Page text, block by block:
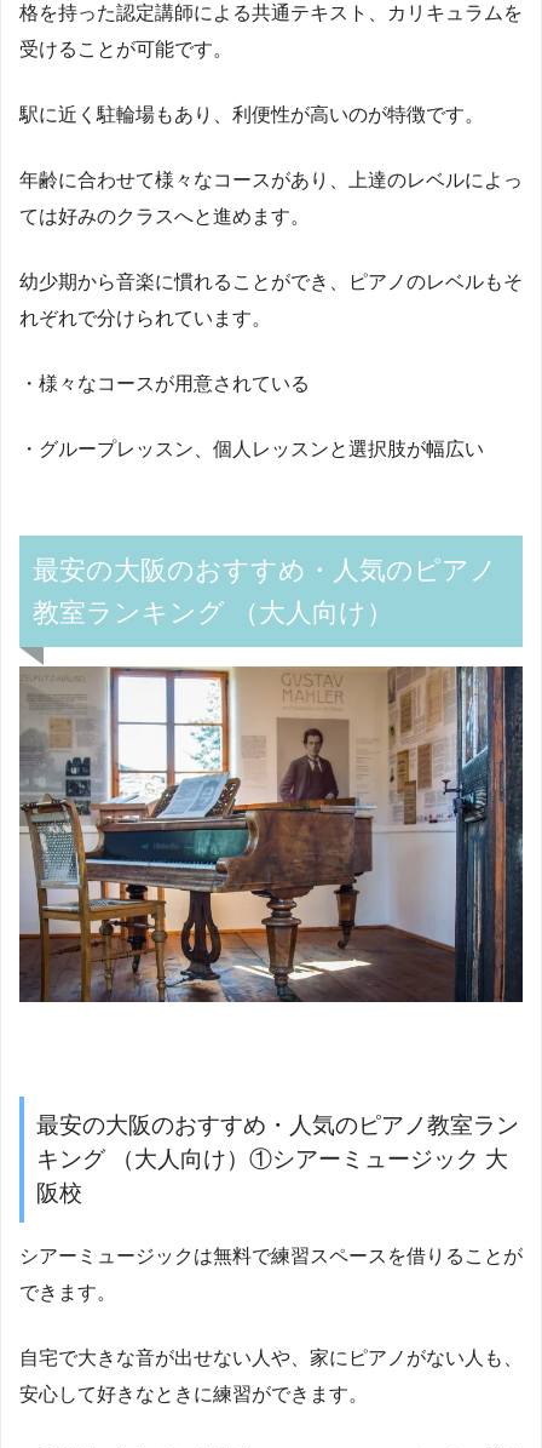
格を持った認定講師による共通テキスト、カリキュラムを
受けることが可能です。
駅に近く駐輪場もあり、利便性が高いのが特徴です。
年齢に合わせて様々なコースがあり、上達のレベルによっ
ては好みのクラスへと進めます。
幼少期から音楽に慣れることができ、ピアノのレベルもそ
れぞれで分けられています。
・様々なコースが用意されている
・グループレッスン、個人レッスンと選択肢が幅広い
最安の大阪のおすすめ・人気のピアノ
教室ランキング （大人向け）
最安の大阪のおすすめ・人気のピアノ教室ラン
キング （大人向け）①シアーミュージック 大
阪校
シアーミュージックは無料で練習スペースを借りることが
できます。
自宅で大きな音が出せない人や、家にピアノがない人も、
安心して好きなときに練習ができます。